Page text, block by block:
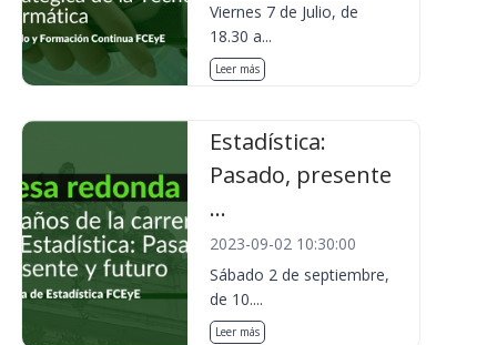
Viernes 7 de Julio, de
18.30 a...
Leer más
Estadística:
Pasado, presente
...
2023-09-02 10:30:00
Sábado 2 de septiembre,
de 10....
Leer más